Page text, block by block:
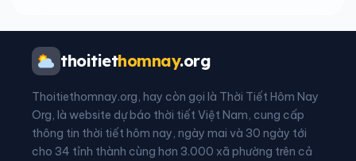
Xã Bắc Thái Ninh
Xã Bắc Tiên Hưng
Xã Bình Nguyên Xã Bình Thanh
Xã Châu Ninh Xã Chí Minh
thoitiethomnay.org
Thoitiethomnay.org, hay còn gọi là Thời Tiết Hôm Nay
Org, là website dự báo thời tiết Việt Nam, cung cấp
thông tin thời tiết hôm nay, ngày mai và 30 ngày tới
cho 34 tỉnh thành cùng hơn 3.000 xã phường trên cả